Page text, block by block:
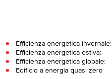
Efficienza energetica invernale:
Efficienza energetica estiva:
Efficienza energetica globale:
Edificio a energia quasi zero